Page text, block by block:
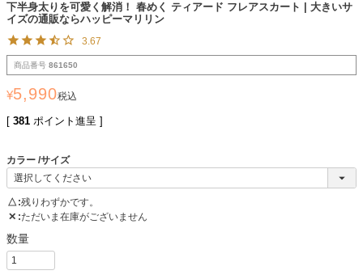
下半身太りを可愛く解消！ 春めく ティアード フレアスカート | 大きいサ
イズの通販ならハッピーマリリン
3.67
商品番号 861650
¥5,990税込
[ 381 ポイント進呈 ]
カラー サイズ
△ 残りわずかです。
✕ ただいま在庫がございません